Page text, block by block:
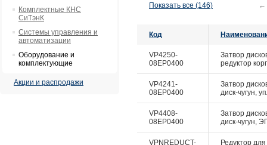
Комплектные КНС
СиТэнК
Системы управления и
автоматизации
Оборудование и
комплектующие
Акции и распродажи
Показать все (146) ←
Код
VP4250-
08EP0400
Затвор
редуктор
VP4241-
08EP0400
Затвор
диск-чугун,
VP4408-
08EP0400
Затвор
диск-чугун,
VPNREDUCT-
Редуктор